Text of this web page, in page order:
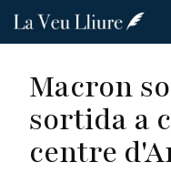
Vés
Macron
sortida a
centre